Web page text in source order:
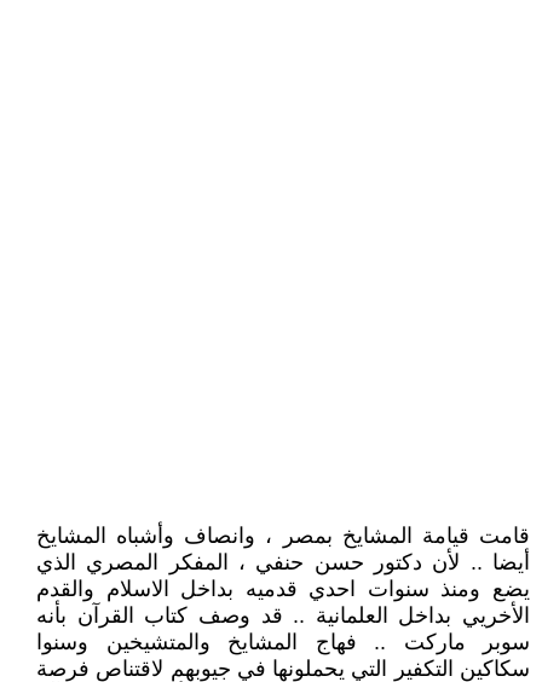
قامت قيامة المشايخ بمصر ، وانصاف وأشباه المشايخ
أيضا .. لأن دكتور حسن حنفي ، المفكر المصري الذي
يضع ومنذ سنوات احدي قدميه بداخل الاسلام والقدم
الأخريي بداخل العلمانية .. قد وصف كتاب القرآن بأنه
سوبر ماركت .. فهاج المشايخ والمتشيخين وسنوا
سكاكين التكفير التي يحملونها في جيوبهم لاقتناص فرصة